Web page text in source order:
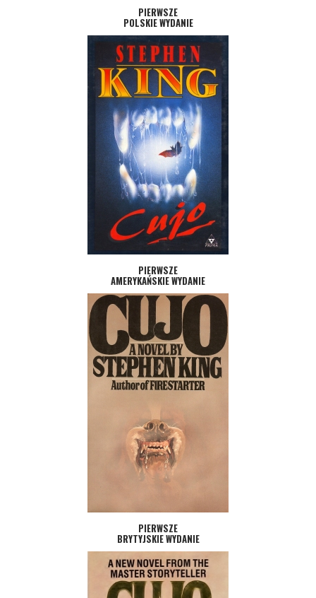
PIERWSZE
POLSKIE WYDANIE
PIERWSZE
AMERYKAŃSKIE WYDANIE
PIERWSZE
BRYTYJSKIE WYDANIE